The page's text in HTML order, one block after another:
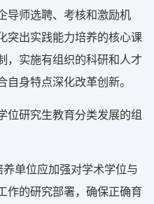
导师选聘、考核和激励机
突出实践能力培养的核心课
，实施有组织的科研和人才
身特点深化改革创新。
位研究生教育分类发展的组
单位应加强对学术学位与
作的研究部署，确保正确育